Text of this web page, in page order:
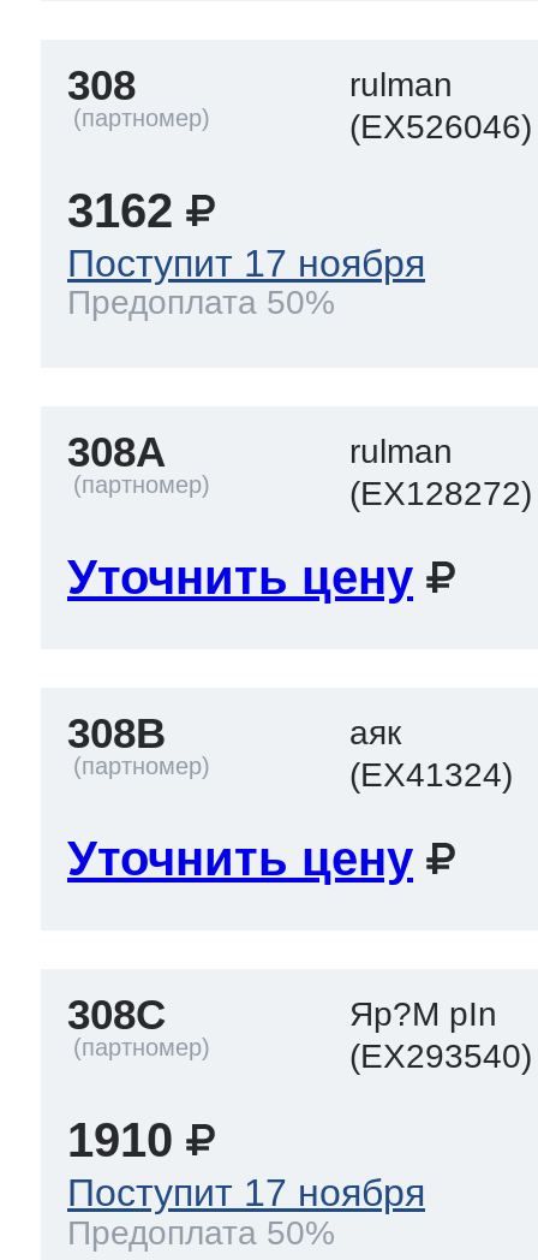
308
rulman
(EX526046)
3162
Поступит 17 ноября
Предоплата 50%
308A
rulman
(EX128272)
Уточнить цену
308B
аяк
(EX41324)
Уточнить цену
308C
Яр?M pIn
(EX293540)
1910
Поступит 17 ноября
Предоплата 50%